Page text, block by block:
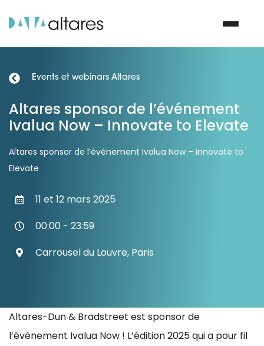
Vos enjeux
Nos solutions
Notre groupe
Nos partenaires
Events et webinars Altares
Altares sponsor de l’événement
Ivalua Now – Innovate to Elevate
Altares sponsor de l’événement Ivalua Now – Innovate to
Elevate
11 et 12 mars 2025
00:00 - 23:59
Carrousel du Louvre, Paris
Altares-Dun & Bradstreet est sponsor de
l’évènement Ivalua Now ! L’édition 2025 qui a pour fil